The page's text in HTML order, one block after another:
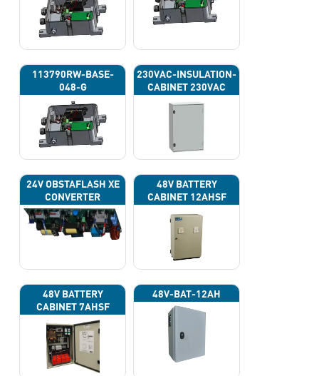
113790RW-BASE-
048-G
230VAC-INSULATION-
CABINET 230VAC
24V OBSTAFLASH XE
CONVERTER
48V BATTERY
CABINET 12AHSF
(INPUT POWER
220VAC)
48V BATTERY
CABINET 7AHSF
(INPUT POWER
220VAC)
48V-BAT-12AH